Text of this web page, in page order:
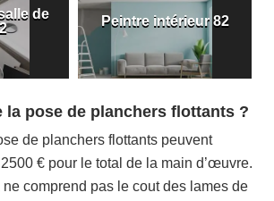
de
Peintre intérieur 82
la pose de planchers flottants ?
de planchers flottants peuvent
€ pour le total de la main d’œuvre.
comprend pas le cout des lames de